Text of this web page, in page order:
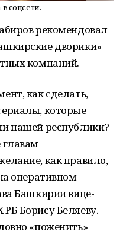
соцсети.
рекомендовал
дворики»
компаний.
как сделать,
которые
нашей республики?
главам
как правило,
оперативном
Башкирии вице-
Борису Беляеву. —
«поженить»